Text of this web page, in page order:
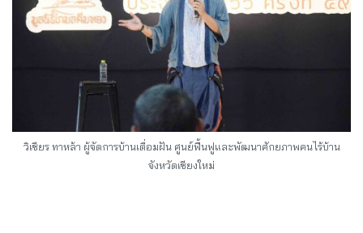
วิเชียร ทาหล้า ผู้จัดการบ้านเตื่อมฝัน ศูนย์ฟื้นฟูและพัฒนาศักยภาพคนไร้บ้าน
จังหวัดเชียงใหม่